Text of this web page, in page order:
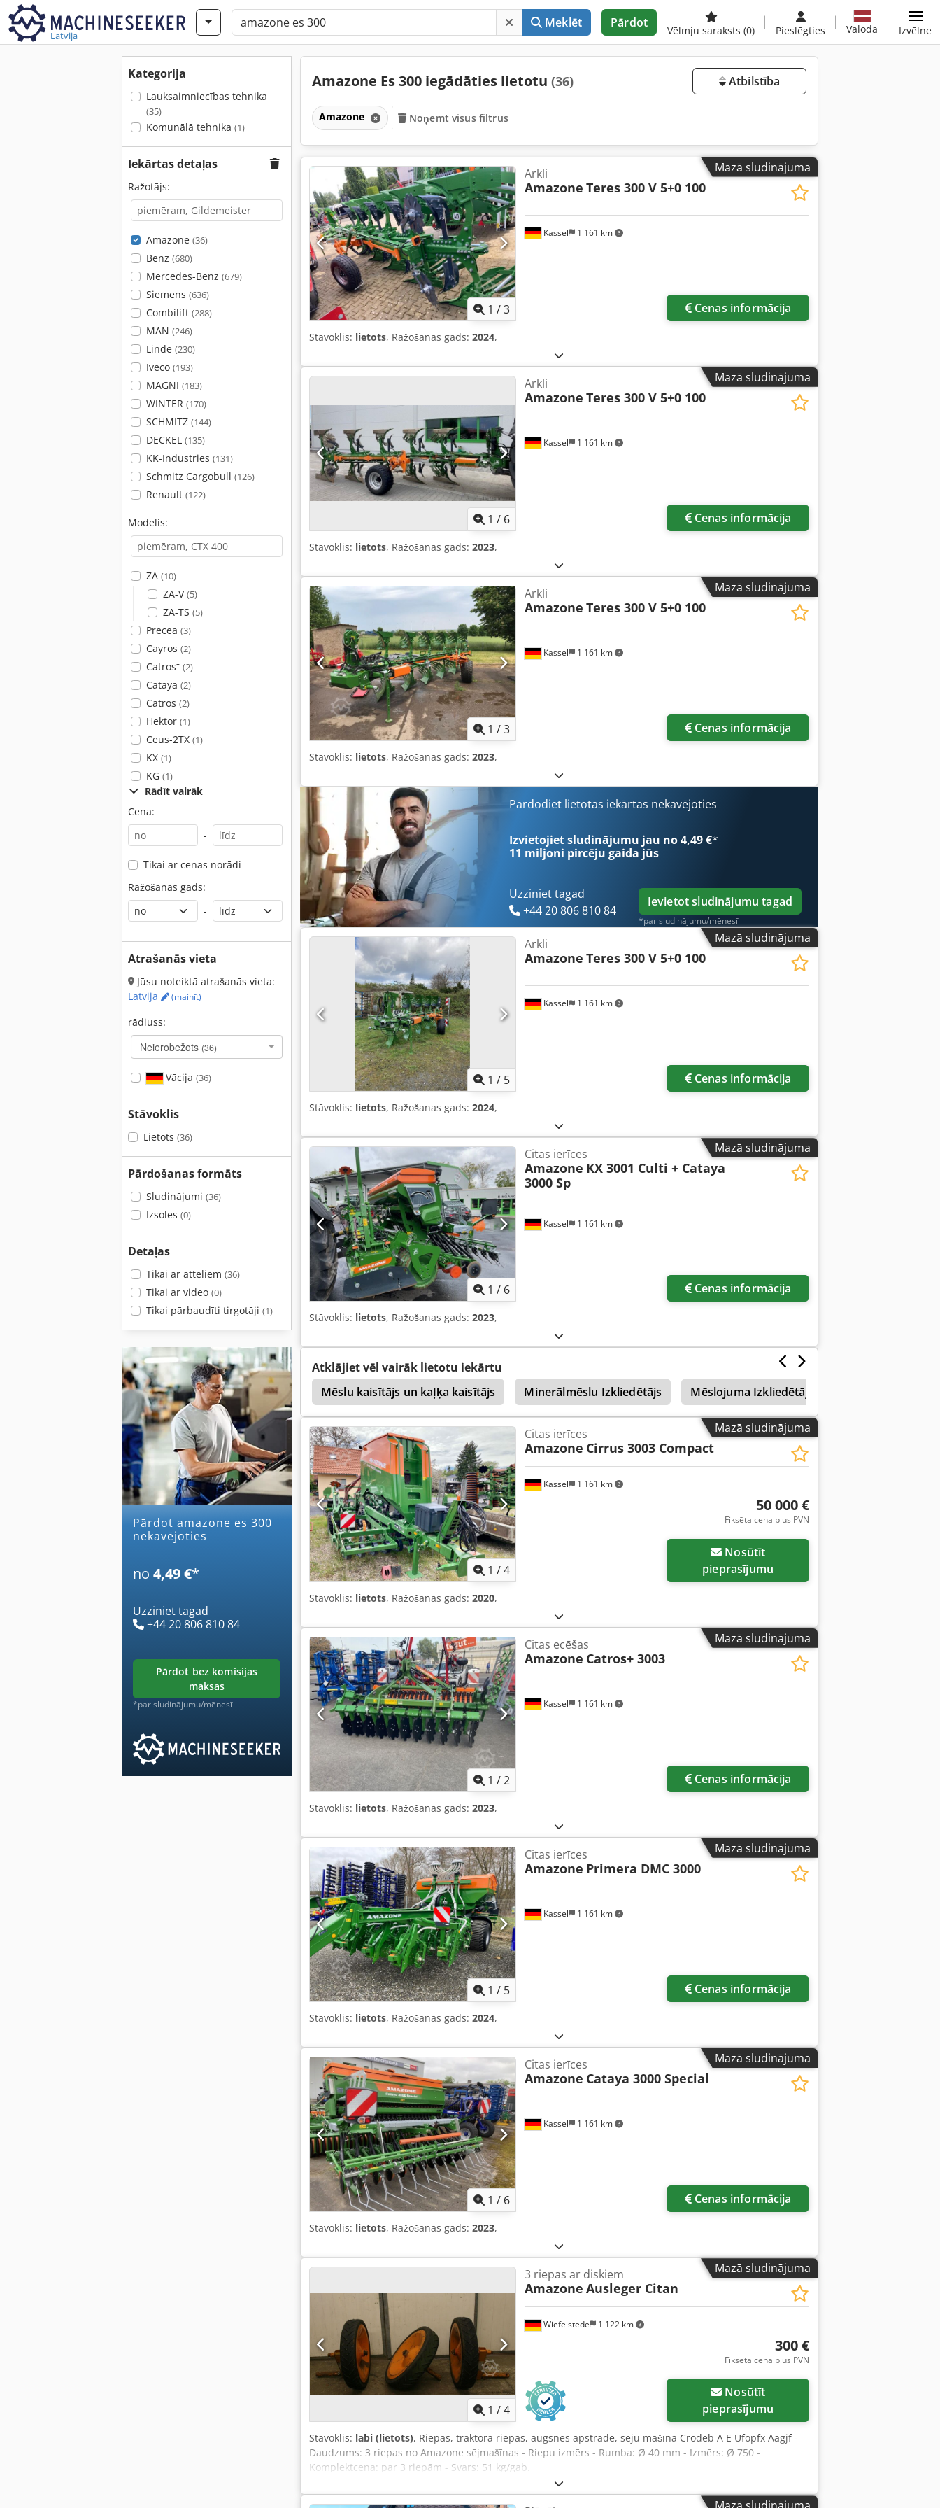
Latvija
Meklēt Pārdot
Vēlmju saraksts (0) Pieslēgties Valoda Izvēlne
Kategorija
Lauksaimniecības tehnika
(35)
Komunālā tehnika (1)
Iekārtas detaļas
Ražotājs:
Amazone (36)
Benz (680)
Mercedes-Benz (679)
Siemens (636)
Combilift (288)
MAN (246)
Linde (230)
Iveco (193)
MAGNI (183)
WINTER (170)
SCHMITZ (144)
DECKEL (135)
KK-Industries (131)
Schmitz Cargobull (126)
Renault (122)
Modelis:
ZA (10)
ZA-V(5)
ZA-TS (5)
Precea (3)
Cayros (2)
Catros⁺ (2)
Cataya (2)
Catros (2)
Hektor (1)
Ceus-2TX (1)
KX (1)
KG (1)
Rādīt vairāk
Cena:
-
Tikai ar cenas norādi
Ražošanas gads:
-
Atrašanās vieta
Jūsu noteiktā atrašanās vieta:
Latvija
(mainīt)
rādiuss:
Neierobežots (36)
Vācija (36)
Stāvoklis
Lietots (36)
Pārdošanas formāts
Sludinājumi (36)
Izsoles (0)
Detaļas
Tikai ar attēliem (36)
Tikai ar video (0)
Tikai pārbaudīti tirgotāji (1)
Pārdot amazone es 300
nekavējoties
no 4,49 €*
Uzziniet tagad
+44 20 806 810 84
pārdot bez komisijas
maksas
*par sludinājumu/mēnesī
Amazone Es 300 iegādāties lietotu (36) Atbilstība
Amazone Noņemt visus filtrus
Mazā sludinājuma
1 /3
Kassel 1 161 km
Arkli
Amazone Teres 300 V 5+0 100
Cenas informācija
Stāvoklis: lietots, Ražošanas gads: 2024,
Mazā sludinājuma
1 / 6
Kassel 1 161 km
Arkli
Amazone Teres 300 V 5+0 100
Cenas informācija
Stāvoklis: lietots, Ražošanas gads: 2023,
Mazā sludinājuma
1 /3
Kassel 1 161 km
Arkli
Amazone Teres 300 V 5+0 100
Cenas informācija
Stāvoklis: lietots, Ražošanas gads: 2023,
Pārdodiet lietotas iekārtas nekavējoties
Izvietojiet sludinājumu jau no 4,49 €*
11 miljoni pircēju gaida jūs
Uzziniet tagad
+44 20 806 810 84
Ievietot sludinājumu tagad
*par sludinājumu/mēnesī
Mazā sludinājuma
1 / 5
Kassel 1 161 km
Arkli
Amazone Teres 300 V 5+0 100
Cenas informācija
Stāvoklis: lietots, Ražošanas gads: 2024,
Mazā sludinājuma
1 / 6
Kassel 1 161 km
Citas ierīces
Amazone KX 3001 Culti + Cataya
3000 Sp
Cenas informācija
Stāvoklis: lietots, Ražošanas gads: 2023,
Atklājiet vēl vairāk lietotu iekārtu
Mēslu kaisītājs un kaļķa kaisītājs
Minerālmēslu Izkliedētājs Mēslojuma Izkliedētājs
Arkli Arkls Dziļi Arkls
Mazā sludinājuma
1 /4
Kassel 1 161 km
Citas ierīces
Amazone Cirrus 3003 Compact
50 000 €
Fiksēta cena plus PVN
pieprasījumu
Stāvoklis: lietots, Ražošanas gads: 2020,
Mazā sludinājuma
1 /2
Kassel 1 161 km
Citas ecēšas
Amazone Catros+ 3003
Cenas informācija
Stāvoklis: lietots, Ražošanas gads: 2023,
Mazā sludinājuma
1 / 5
Kassel 1 161 km
Citas ierīces
Amazone Primera DMC 3000
Cenas informācija
Stāvoklis: lietots, Ražošanas gads: 2024,
Mazā sludinājuma
1 / 6
Kassel 1 161 km
Citas ierīces
Amazone Cataya 3000 Special
Cenas informācija
Stāvoklis: lietots, Ražošanas gads: 2023,
Mazā sludinājuma
1 /4
Wiefelstede 1 122 km
3 riepas ar diskiem
Amazone Ausleger Citan
300 €
Fiksēta cena plus PVN
pieprasījumu
Stāvoklis: labi (lietots), Riepas, traktora riepas, augsnes apstrāde, sēju mašīna Crodeb A E Ufopfx Aagjf -
Daudzums: 3 riepas no Amazone sējmašīnas - Riepu izmērs - Rumba: Ø 40 mm - Izmērs: Ø 750 -
Komplektcena: par 3 riepām - Svars: 51 kg/gab.